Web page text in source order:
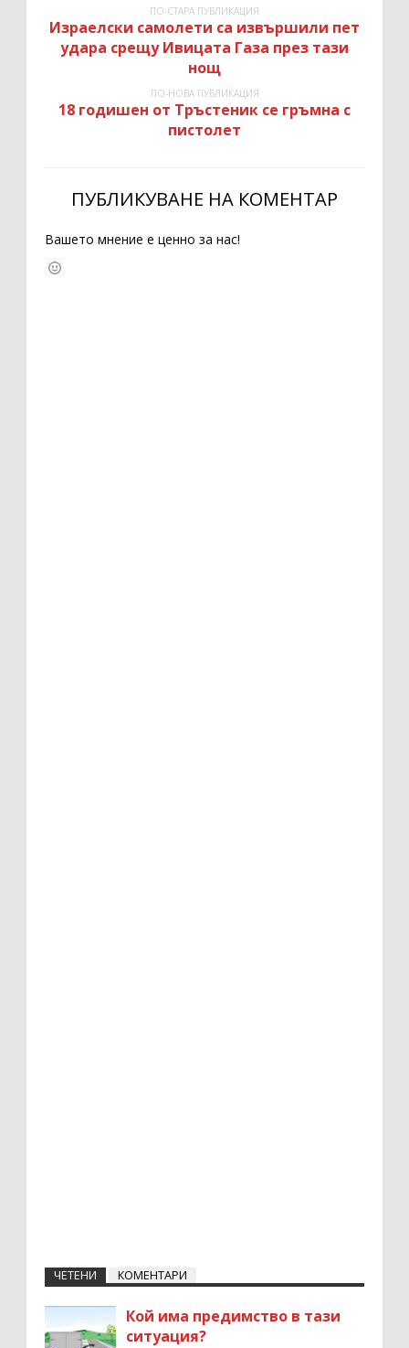
ПО-СТАРА ПУБЛИКАЦИЯ
Израелски самолети са извършили пет
удара срещу Ивицата Газа през тази
нощ
ПО-НОВА ПУБЛИКАЦИЯ
18 годишен от Тръстеник се гръмна с
пистолет
ПУБЛИКУВАНЕ НА КОМЕНТАР
Вашето мнение е ценно за нас!
ЧЕТЕНИ КОМЕНТАРИ
Кой има предимство в тази
ситуация?